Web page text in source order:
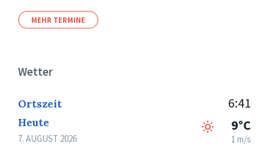
MEHR TERMINE
Wetter
Ortszeit 6:41
Heute
7. AUGUST 2026
9°C
1 m/s